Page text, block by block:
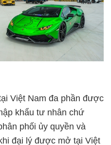
Việt Nam đa phần được
khẩu tư nhân chứ
phối ủy quyền và
đại lý được mở tại Việt